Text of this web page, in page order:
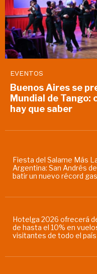
EVENTOS
Buenos Aires se
Mundial de Tango:
hay que saber
Fiesta del Salame Más
Argentina: San Andrés
batir un nuevo récord
Hotelga 2026 ofrecerá
de hasta el 10% en
visitantes de todo el país